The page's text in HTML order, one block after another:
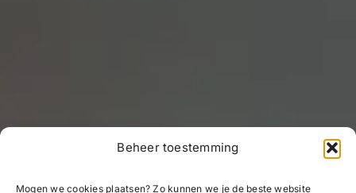
Beheer toestemming
Mogen we cookies plaatsen? Zo kunnen we je de beste website